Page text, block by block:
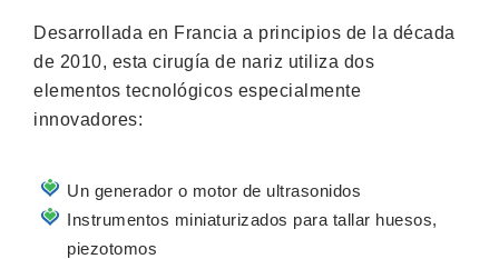
Desarrollada en Francia a principios de la década
de 2010, esta cirugía de nariz utiliza dos
elementos tecnológicos especialmente
innovadores:
Un generador o motor de ultrasonidos
Instrumentos miniaturizados para tallar huesos,
piezotomos